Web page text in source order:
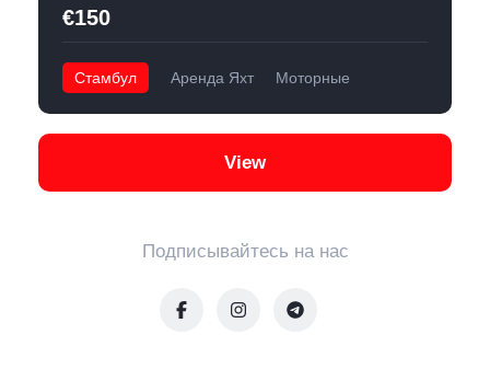
€150
Стамбул Аренда Яхт Моторные
Подписывайтесь на нас
View